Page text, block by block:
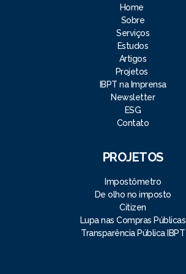
Home
Sobre
Serviços
Estudos
Artigos
Projetos
IBPT na Imprensa
Newsletter
ESG
Contato
PROJETOS
Impostômetro
De olho no imposto
Citizen
Lupa nas Compras Públicas
Transparência Pública IBPT